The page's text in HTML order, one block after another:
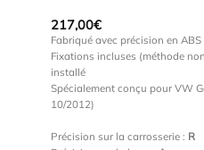
217,00€
Fabriqué avec précision en
Fixations incluses (méthode
installé
Spécialement conçu pour VW
10/2012)
Précision sur la carrosserie : R